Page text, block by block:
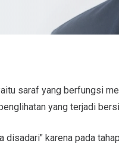
saraf yang berfungsi
yang terjadi
karena pada